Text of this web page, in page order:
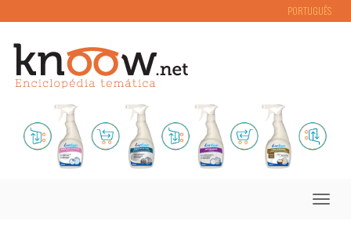
PORTUGUÊS
Toggle